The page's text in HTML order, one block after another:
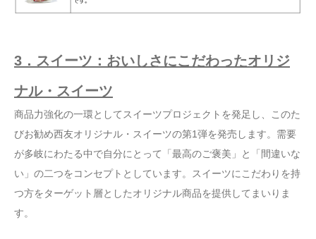
3．スイーツ：おいしさにこだわったオリジ
ナル・スイーツ
商品力強化の一環としてスイーツプロジェクトを発足し、このた
びお勧め西友オリジナル・スイーツの第1弾を発売します。需要
が多岐にわたる中で自分にとって「最高のご褒美」と「間違いな
い」の二つをコンセプトとしています。スイーツにこだわりを持
つ方をターゲット層としたオリジナル商品を提供してまいりま
す。